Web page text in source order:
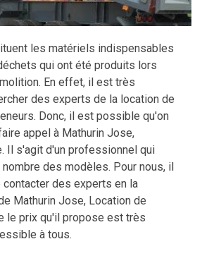
les matériels indispensables
qui ont été produits lors
En effet, il est très
des experts de la location de
Donc, il est possible qu'on
appel à Mathurin Jose,
Il s'agit d'un professionnel qui
des modèles. Pour nous, il
des experts en la
Mathurin Jose, Location de
le prix qu'il propose est très
à tous.